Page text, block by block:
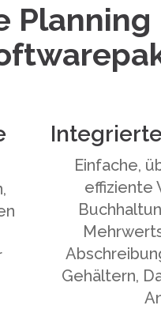
Planning
Einfache,
effiziente
Gehältern,